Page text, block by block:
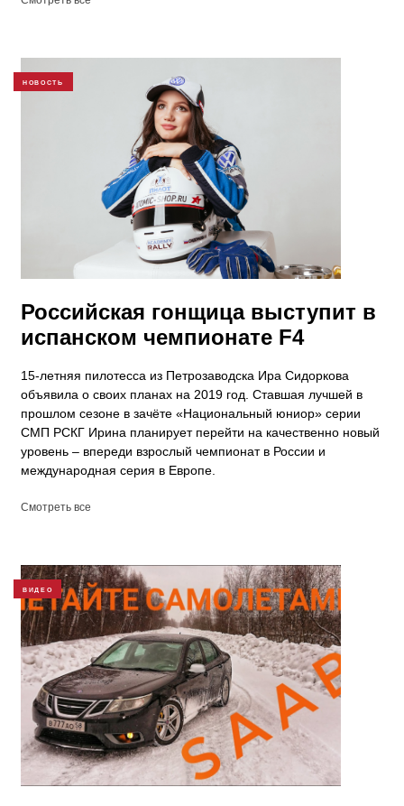
НОВОСТЬ
Российская гонщица выступит в
испанском чемпионате F4
15-летняя пилотесса из Петрозаводска Ира Сидоркова
объявила о своих планах на 2019 год. Ставшая лучшей в
прошлом сезоне в зачёте «Национальный юниор» серии
СМП РСКГ Ирина планирует перейти на качественно новый
уровень – впереди взрослый чемпионат в России и
международная серия в Европе.
Смотреть все
ВИДЕО